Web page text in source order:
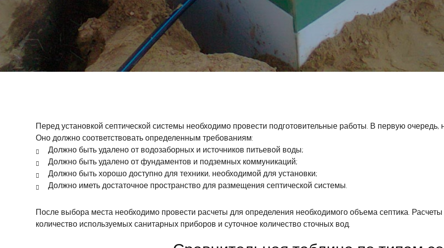
Перед установкой септической системы необходимо провести подготовительные работы. В первую очередь,
Оно должно соответствовать определенным требованиям:
Должно быть удалено от водозаборных и источников питьевой воды;
Должно быть удалено от фундаментов и подземных коммуникаций;
Должно быть хорошо доступно для техники, необходимой для установки;
Должно иметь достаточное пространство для размещения септической системы.
После выбора места необходимо провести расчеты для определения необходимого объема септика.
количество используемых санитарных приборов и суточное количество сточных вод.